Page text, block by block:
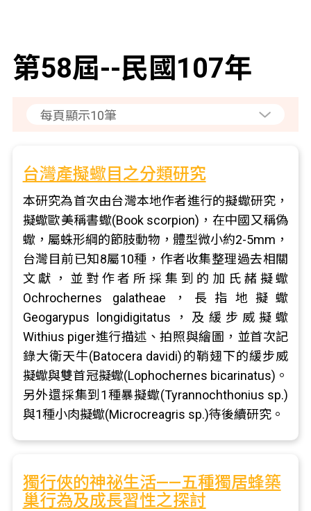
第58屆--民國107年
台灣產擬蠍目之分類研究
本研究為首次由台灣本地作者進行的擬蠍研究，
擬蠍歐美稱書蠍(Book scorpion)，在中國又稱偽
蠍，屬蛛形綱的節肢動物，體型微小約2-5mm，
台灣目前已知8屬10種，作者收集整理過去相關
文獻，並對作者所採集到的加氏赭擬蠍
Ochrochernes galatheae，長指地擬蠍
Geogarypus longidigitatus，及緩步威擬蠍
Withius piger進行描述、拍照與繪圖，並首次記
錄大衛天牛(Batocera davidi)的鞘翅下的緩步威
擬蠍與雙首冠擬蠍(Lophochernes bicarinatus)。
另外還採集到1種暴擬蠍(Tyrannochthonius sp.)
與1種小肉擬蠍(Microcreagris sp.)待後續研究。
獨行俠的神祕生活——五種獨居蜂築
巢行為及成長習性之探討